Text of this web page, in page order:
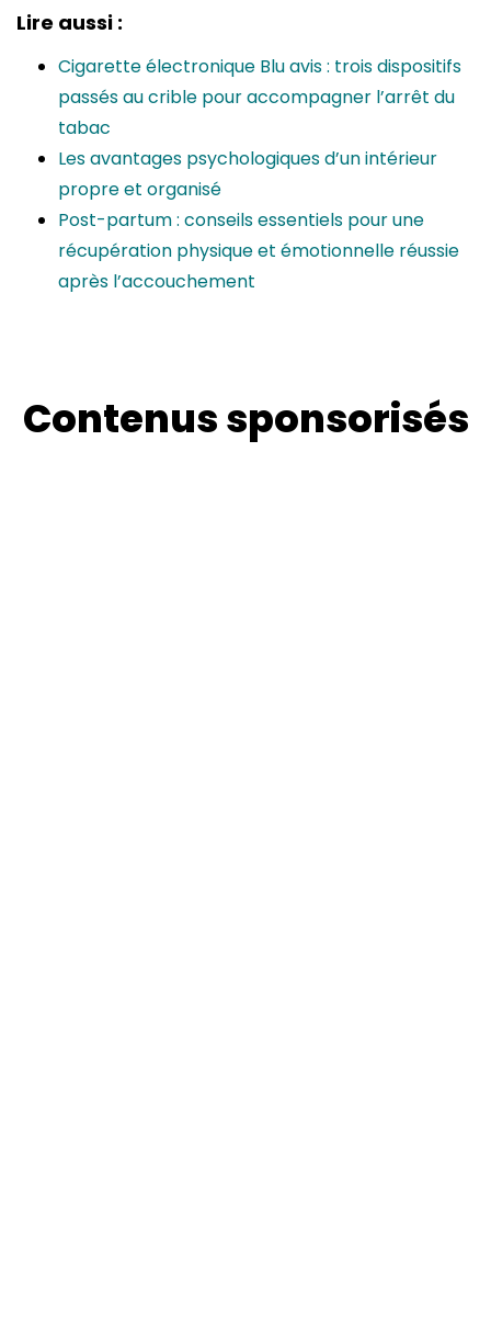
Lire aussi :
Cigarette électronique Blu avis : trois dispositifs
passés au crible pour accompagner l’arrêt du
tabac
Les avantages psychologiques d’un intérieur
propre et organisé
Post-partum : conseils essentiels pour une
récupération physique et émotionnelle réussie
après l’accouchement
Contenus sponsorisés